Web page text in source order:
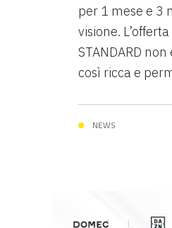
per 1 mese e 3
visione.
STANDARD
così ricca e
NEWS